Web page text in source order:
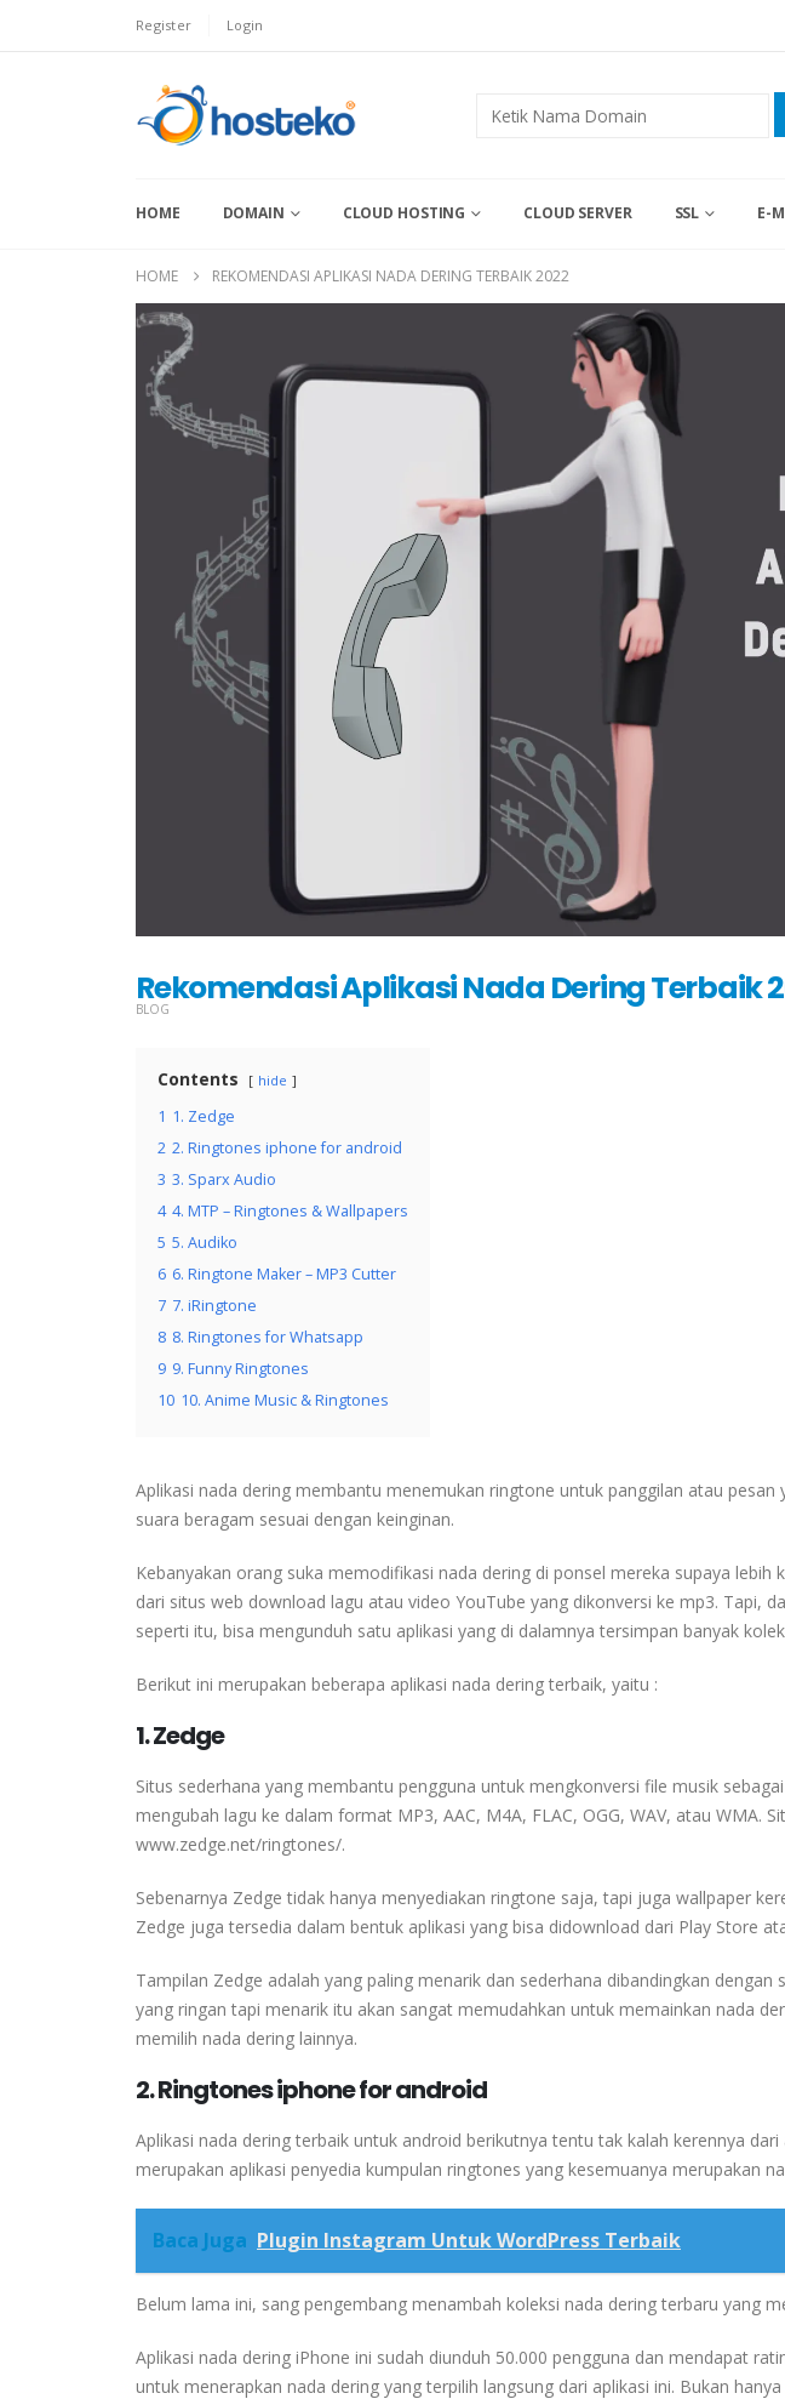
Register Login
HOME DOMAIN CLOUD HOSTING CLOUD SERVER SSL E-
HOME REKOMENDASI APLIKASI NADA DERING TERBAIK 2022
Rekomendasi Aplikasi Nada Dering Terbaik
BLOG
Contents hide
1 1. Zedge
2 2. Ringtones iphone for android
3 3. Sparx Audio
4 4. MTP – Ringtones & Wallpapers
5 5. Audiko
6 6. Ringtone Maker – MP3 Cutter
7 7. iRingtone
8 8. Ringtones for Whatsapp
9 9. Funny Ringtones
10 10. Anime Music & Ringtones
Aplikasi nada dering membantu menemukan ringtone untuk panggilan atau
suara beragam sesuai dengan keinginan.
Kebanyakan orang suka memodifikasi nada dering di ponsel mereka supaya lebih
dari situs web download lagu atau video YouTube yang dikonversi ke mp3. Tapi,
seperti itu, bisa mengunduh satu aplikasi yang di dalamnya tersimpan banyak
Berikut ini merupakan beberapa aplikasi nada dering terbaik, yaitu :
1. Zedge
Situs sederhana yang membantu pengguna untuk mengkonversi file musik
mengubah lagu ke dalam format MP3, AAC, M4A, FLAC, OGG, WAV, atau WMA.
www.zedge.net/ringtones/.
Sebenarnya Zedge tidak hanya menyediakan ringtone saja, tapi juga wallpaper
Zedge juga tersedia dalam bentuk aplikasi yang bisa didownload dari Play Store
Tampilan Zedge adalah yang paling menarik dan sederhana dibandingkan
yang ringan tapi menarik itu akan sangat memudahkan untuk memainkan nada
memilih nada dering lainnya.
2. Ringtones iphone for android
Aplikasi nada dering terbaik untuk android berikutnya tentu tak kalah kerennya
merupakan aplikasi penyedia kumpulan ringtones yang kesemuanya merupakan
Baca Juga Plugin Instagram Untuk WordPress Terbaik
Belum lama ini, sang pengembang menambah koleksi nada dering terbaru yang
Aplikasi nada dering iPhone ini sudah diunduh 50.000 pengguna dan mendapat
untuk menerapkan nada dering yang terpilih langsung dari aplikasi ini. Bukan